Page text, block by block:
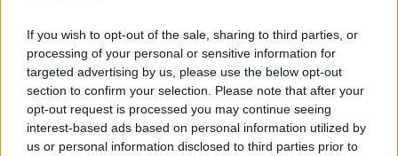
If you wish to opt-out of the sale, sharing to third parties, or
processing of your personal or sensitive information for
targeted advertising by us, please use the below opt-out
section to confirm your selection. Please note that after your
opt-out request is processed you may continue seeing
interest-based ads based on personal information utilized by
us or personal information disclosed to third parties prior to